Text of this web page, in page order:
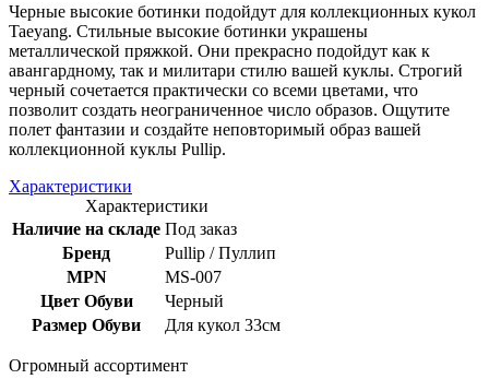
Черные высокие ботинки подойдут для коллекционных кукол
Taeyang. Стильные высокие ботинки украшены
металлической пряжкой. Они прекрасно подойдут как к
авангардному, так и милитари стилю вашей куклы. Строгий
черный сочетается практически со всеми цветами, что
позволит создать неограниченное число образов. Ощутите
полет фантазии и создайте неповторимый образ вашей
коллекционной куклы Pullip.
Характеристики
Характеристики
Наличие на складе Под заказ
Бренд
Pullip / Пуллип
MPN
MS-007
Цвет Обуви
Черный
Размер Обуви
Для кукол 33см
Огромный ассортимент